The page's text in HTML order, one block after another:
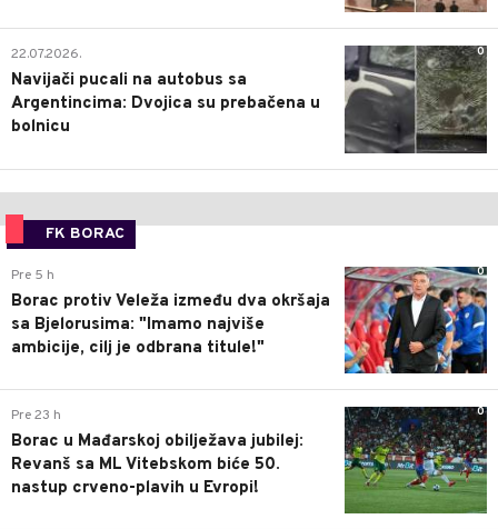
0
22.07.2026.
Navijači pucali na autobus sa
Argentincima: Dvojica su prebačena u
bolnicu
FK BORAC
0
Pre 5 h
Borac protiv Veleža između dva okršaja
sa Bjelorusima: "Imamo najviše
ambicije, cilj je odbrana titule!"
0
Pre 23 h
Borac u Mađarskoj obilježava jubilej:
Revanš sa ML Vitebskom biće 50.
nastup crveno-plavih u Evropi!